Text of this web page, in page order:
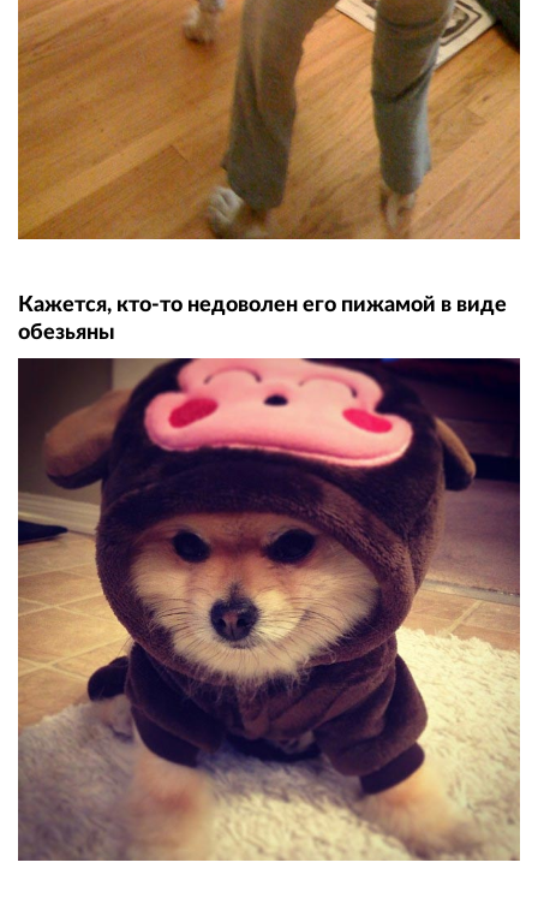
Кажется, кто-то недоволен его пижамой в виде
обезьяны